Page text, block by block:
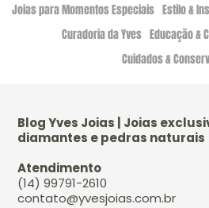
Joias para Momentos Especiais Estilo &
Curadoria da Yves Educação &
Cuidados &
Blog Yves Joias | Joias
diamantes e pedras naturais
Atendimento
(14) 99791-2610
contato@yvesjoias.com.br